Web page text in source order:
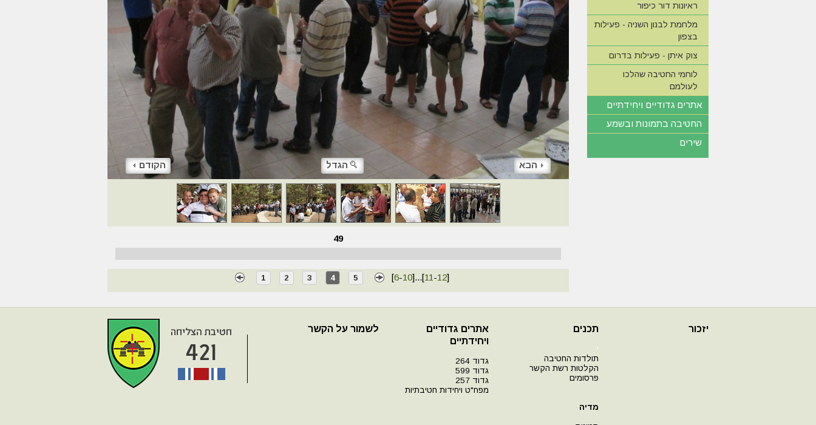
הקודם הגדל הבא
49
1 2 3 4 5 [6-10]...[11 -12]
ראיונות דור כיפור
מלחמת לבנון השניה - פעילות
בצפון
צוק איתן - פעילות בדרום
לוחמי החטיבה שהלכו
לעולמם
אתרים גדודיים ויחידתיים
החטיבה בתמונות ובשמע
שירים
יזכור תכנים
י
תולדות החטיבה
הקלטות רשת הקשר
פרסומים
מדיה
אתרים גדודיים
ויחידתיים
גדוד 264
גדוד 599
גדוד 257
מפח"ט ויחידות חטיבתיות
לשמור על הקשר